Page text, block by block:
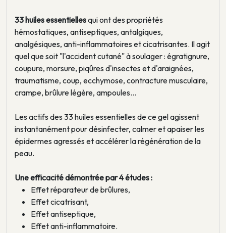
33 huiles essentiellesqui ont des propriétés
hémostatiques, antiseptiques, antalgiques,
analgésiques, anti-inflammatoires et cicatrisantes. Il agit
quel que soit "l'accident cutané" à soulager : égratignure,
coupure, morsure, piqûres d'insectes et d'araignées,
traumatisme, coup, ecchymose, contracture musculaire,
crampe, brûlure légère, ampoules…
Les actifs des 33 huiles essentielles de ce gel agissent
instantanément pour désinfecter, calmer et apaiser les
épidermes agressés et accélérer la régénération de la
peau.
Une efficacité démontrée par 4 études :
Effet réparateur de brûlures,
Effet cicatrisant,
Effet antiseptique,
Effet anti-inflammatoire.